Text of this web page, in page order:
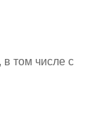
том числе с